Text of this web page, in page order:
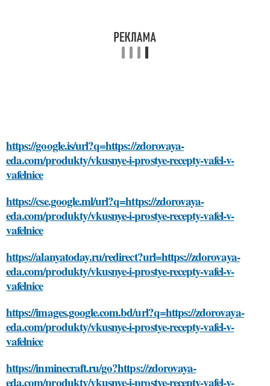
https://google.is/url?q=https://zdorovaya-
eda.com/produkty/vkusnye-i-prostye-recepty-vafel-v-
vafelnice
https://cse.google.ml/url?q=https://zdorovaya-
eda.com/produkty/vkusnye-i-prostye-recepty-vafel-v-
vafelnice
https://alanyatoday.ru/redirect?url=https://zdorovaya-
eda.com/produkty/vkusnye-i-prostye-recepty-vafel-v-
vafelnice
https://images.google.com.bd/url?q=https://zdorovaya-
eda.com/produkty/vkusnye-i-prostye-recepty-vafel-v-
vafelnice
https://inminecraft.ru/go?https://zdorovaya-
eda.com/produkty/vkusnye-i-prostye-recepty-vafel-v-